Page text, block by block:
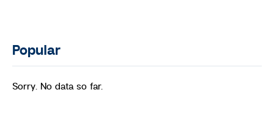
Popular
Sorry. No data so far.